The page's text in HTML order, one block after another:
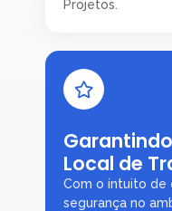
Projetos.
Local de
Com o intuito de
segurança no